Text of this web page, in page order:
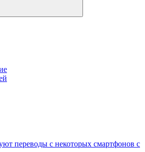
Поиск
переводы с некоторых смартфонов с